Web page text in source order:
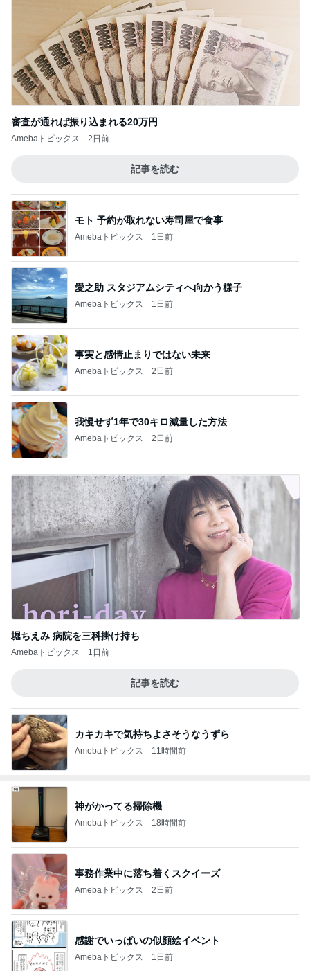
審査が通れば振り込まれる20万円
Amebaトピックス 2日前
記事を読む
モト 予約が取れない寿司屋で食事
Amebaトピックス 1日前
愛之助 スタジアムシティへ向かう様子
Amebaトピックス 1日前
事実と感情止まりではない未来
Amebaトピックス 2日前
我慢せず1年で30キロ減量した方法
Amebaトピックス 2日前
堀ちえみ 病院を三科掛け持ち
Amebaトピックス 1日前
記事を読む
カキカキで気持ちよさそうなうずら
Amebaトピックス 11時間前
神がかってる掃除機
Amebaトピックス 18時間前
事務作業中に落ち着くスクイーズ
Amebaトピックス 2日前
感謝でいっぱいの似顔絵イベント
Amebaトピックス 1日前